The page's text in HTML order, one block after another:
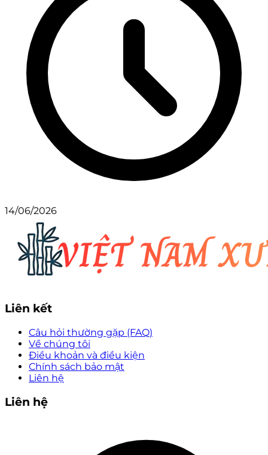
14/06/2026
Liên kết
Câu hỏi thường gặp (FAQ)
Về chúng tôi
Điều khoản và điều kiện
Chính sách bảo mật
Liên hệ
Liên hệ